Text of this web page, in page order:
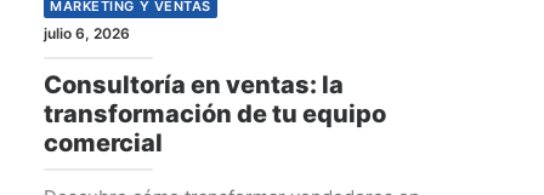
MARKETING Y VENTAS
julio 6, 2026
Consultoría en ventas: la
transformación de tu equipo
comercial